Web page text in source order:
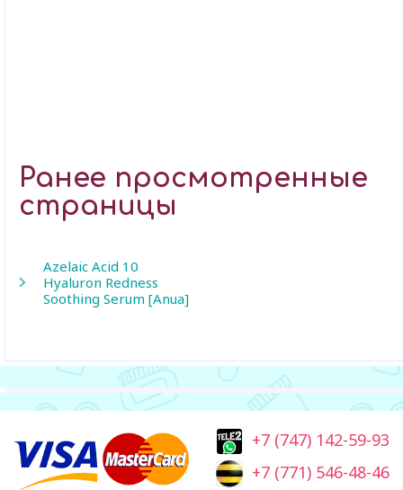
Ранее просмотренные
страницы
Azelaic Acid 10
Hyaluron Redness
Soothing Serum [Anua]
+7 (747) 142-59-93
+7 (771) 546-48-46